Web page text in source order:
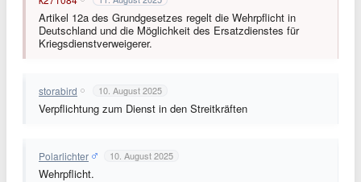
Artikel 12a des Grundgesetzes regelt die Wehrpflicht in
Deutschland und die Möglichkeit des Ersatzdienstes für
Kriegsdienstverweigerer.
storabird 10. August 2025
Verpflichtung zum Dienst in den Streitkräften
Polarlichter 10. August 2025
Wehrpflicht.